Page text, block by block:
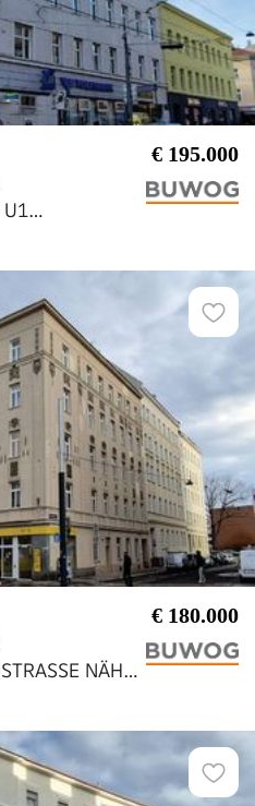
€ 195.000
U1
€ 180.000
NÄHE